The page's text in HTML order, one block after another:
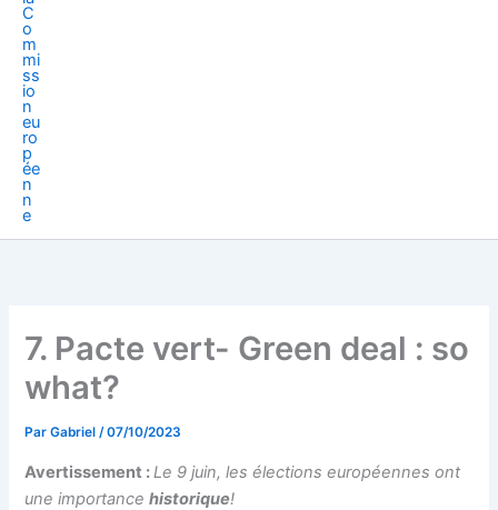
7. Pacte vert- Green deal : so
what?
ParGabriel/07/10/2023
Avertissement :Le 9 juin, les élections européennes ont
une importancehistorique!